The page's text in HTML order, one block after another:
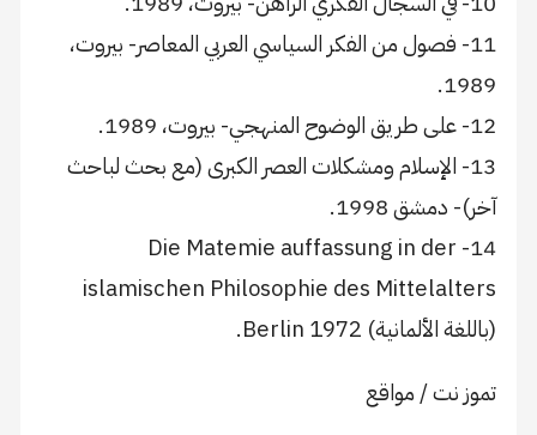
11- فصول من الفكر السياسي العربي المعاصر- بيروت،
1989.
12- على طريق الوضوح المنهجي- بيروت، 1989.
13- الإسلام ومشكلات العصر الكبرى (مع بحث لباحث
آخر)- دمشق 1998.
14- Die Matemie auffassung in der
islamischen Philosophie des Mittelalters
(باللغة الألمانية) 1972 Berlin.
تموز نت / مواقع